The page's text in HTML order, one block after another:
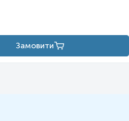
найефективнішим ліпофільним
вільні радикали, непрямий
антиоксидант.
Замовити